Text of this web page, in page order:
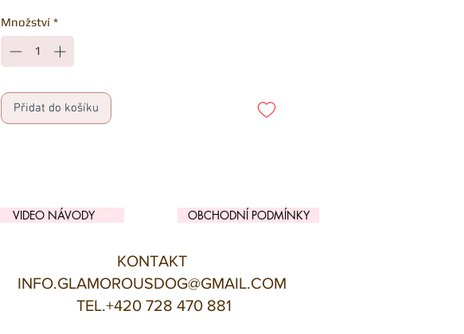
Množství *
Přidat do košíku
VIDEO NÁVODY OBCHODNÍ PODMÍNKY
KONTAKT
INFO.GLAMOROUSDOG@GMAIL.COM
TEL.+420 728 470 881